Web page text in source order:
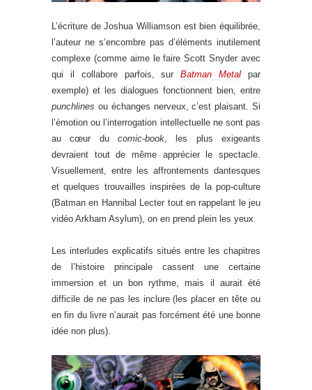
L’écriture de Joshua Williamson est bien équilibrée,
l’auteur ne s’encombre pas d’éléments inutilement
complexe (comme aime le faire Scott Snyder avec
qui il collabore parfois, surBatman Metal par
exemple) et les dialogues fonctionnent bien, entre
punchlines ou échanges nerveux, c’est plaisant. Si
l’émotion ou l’interrogation intellectuelle ne sont pas
au cœur du comic-book , les plus exigeants
devraient tout de même apprécier le spectacle.
Visuellement, entre les affrontements dantesques
et quelques trouvailles inspirées de la pop-culture
(Batman en Hannibal Lecter tout en rappelant le jeu
vidéo Arkham Asylum), on en prend plein les yeux.
Les interludes explicatifs situés entre les chapitres
de l’histoire principale cassent une certaine
immersion et un bon rythme, mais il aurait été
difficile de ne pas les inclure (les placer en tête ou
en fin du livre n’aurait pas forcément été une bonne
idée non plus).